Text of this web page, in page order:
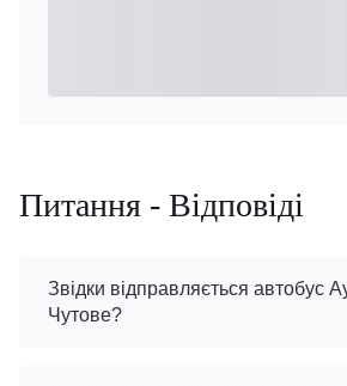
Питання - Відповіді
Звідки відправляється автобус
Чутове?